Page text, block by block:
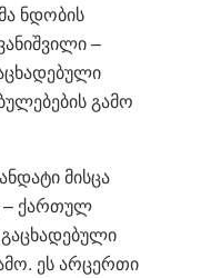
ნდობის
–
გამო
მისცა
– ქართულ
ეს არცერთი